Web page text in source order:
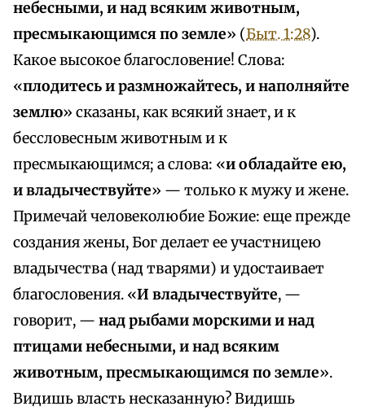
небесными, и над всяким животным,
пресмыкающимся по земле» (Быт. 1:28).
Какое высокое благословение! Слова:
«плодитесь и размножайтесь, и наполняйте
землю» сказаны, как всякий знает, и к
бессловесным животным и к
пресмыкающимся; а слова: «и обладайте ею,
и владычествуйте» — только к мужу и жене.
Примечай человеколюбие Божие: еще прежде
создания жены, Бог делает ее участницею
владычества (над тварями) и удостаивает
благословения. «И владычествуйте, —
говорит, — над рыбами морскими и над
птицами небесными, и над всяким
животным, пресмыкающимся по земле».
Видишь власть несказанную? Видишь